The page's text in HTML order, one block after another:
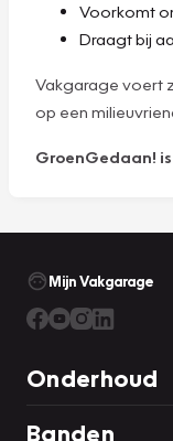
Voorkomt
Draagt bij
Vakgarage voert
op een
GroenGedaan!
Mijn Vakgarage
Onderhoud
Banden